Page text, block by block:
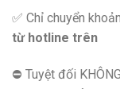
✅ Chỉ chuyển
từ hotline trên
⛔️ Tuyệt đối